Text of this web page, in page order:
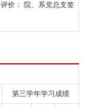
价： 院、系党总支签
第三学年学习成绩